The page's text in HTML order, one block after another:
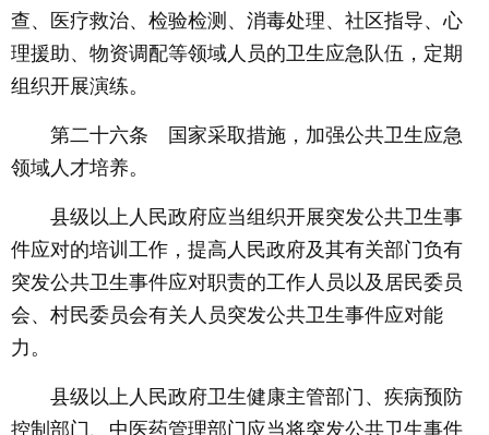
查、医疗救治、检验检测、消毒处理、社区指导、心
理援助、物资调配等领域人员的卫生应急队伍，定期
组织开展演练。
第二十六条 国家采取措施，加强公共卫生应急
领域人才培养。
县级以上人民政府应当组织开展突发公共卫生事
件应对的培训工作，提高人民政府及其有关部门负有
突发公共卫生事件应对职责的工作人员以及居民委员
会、村民委员会有关人员突发公共卫生事件应对能
力。
县级以上人民政府卫生健康主管部门、疾病预防
控制部门、中医药管理部门应当将突发公共卫生事件